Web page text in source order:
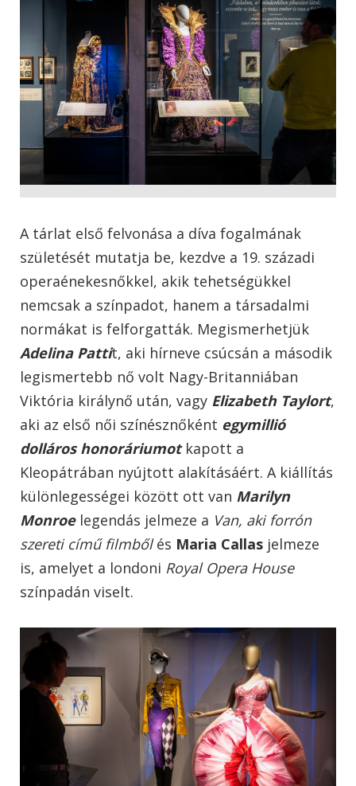
A tárlat első felvonása a díva fogalmának
születését mutatja be, kezdve a 19. századi
operaénekesnőkkel, akik tehetségükkel
nemcsak a színpadot, hanem a társadalmi
normákat is felforgatták. Megismerhetjük
Adelina Pattit, aki hírneve csúcsán a második
legismertebb nő volt Nagy-Britanniában
Viktória királynő után, vagy Elizabeth Taylort,
aki az első női színésznőként egymillió
dolláros honoráriumot kapott a
Kleopátrában nyújtott alakításáért. A kiállítás
különlegességei között ott van Marilyn
Monroelegendás jelmeze a Van, aki forrón
szereti című filmbőlés Maria Callas jelmeze
is, amelyet a londoni Royal Opera House
színpadán viselt.